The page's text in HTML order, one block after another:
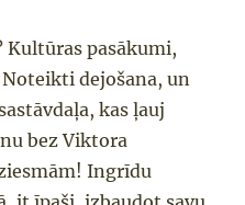
Kultūras pasākumi,
Noteikti dejošana, un
kas ļauj
bezViktora
Ingrīdu